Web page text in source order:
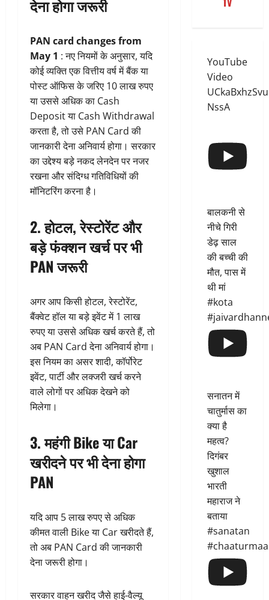
देना होगा जरूरी
PAN card changes from
May 1 : नए नियमों के अनुसार, यदि
कोई व्यक्ति एक वित्तीय वर्ष में बैंक या
पोस्ट ऑफिस के जरिए 10 लाख रुपए
या उससे अधिक का Cash
Deposit या Cash Withdrawal
करता है, तो उसे PAN Card की
जानकारी देना अनिवार्य होगा। सरकार
का उद्देश्य बड़े नकद लेनदेन पर नजर
रखना और संदिग्ध गतिविधियों की
मॉनिटरिंग करना है।
2. होटल, रेस्टोरेंट और
बड़े फंक्शन खर्च पर भी
PAN जरूरी
अगर आप किसी होटल, रेस्टोरेंट,
बैंक्वेट हॉल या बड़े इवेंट में 1 लाख
रुपए या उससे अधिक खर्च करते हैं, तो
अब PAN Card देना अनिवार्य होगा।
इस नियम का असर शादी, कॉर्पोरेट
इवेंट, पार्टी और लक्जरी खर्च करने
वाले लोगों पर अधिक देखने को
मिलेगा।
3. महंगी Bike या Car
खरीदने पर भी देना होगा
PAN
यदि आप 5 लाख रुपए से अधिक
कीमत वाली Bike या Car खरीदते हैं,
तो अब PAN Card की जानकारी
देना जरूरी होगा।
सरकार वाहन खरीद जैसे हाई-वैल्यू
YouTube
Video
NssA
बालकनी से
नीचे गिरी
डेढ़ साल
की बच्ची की
मौत, पास में
थी मां
#kota
सनातन में
चातुर्मास का
क्या है
महत्व?
दिगंबर
खुशाल
भारती
महाराज ने
बताया
#sanatan